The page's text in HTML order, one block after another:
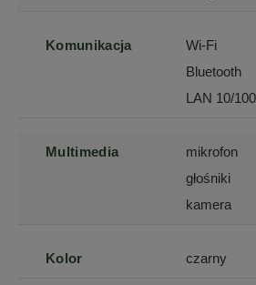
Komunikacja
Wi-Fi
Bluetooth
LAN 10/
Multimedia
mikrofon
głośniki
kamera
Kolor czarny